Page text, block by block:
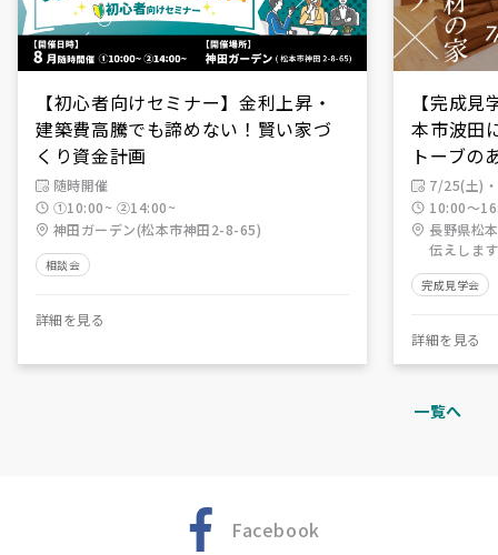
【初心者向けセミナー】金利上昇・
建築費高騰でも諦めない！賢い家づ
くり資金計画
随時開催
①10:00~ ②14:00~
神田ガーデン(松本市神田2-8-65)
相談会
詳細を見る
【完成
本市波田
トーブの
7/25(土)
10:00～
長野県松
伝えしま
完成見学会
詳細を見る
一覧へ
Facebook